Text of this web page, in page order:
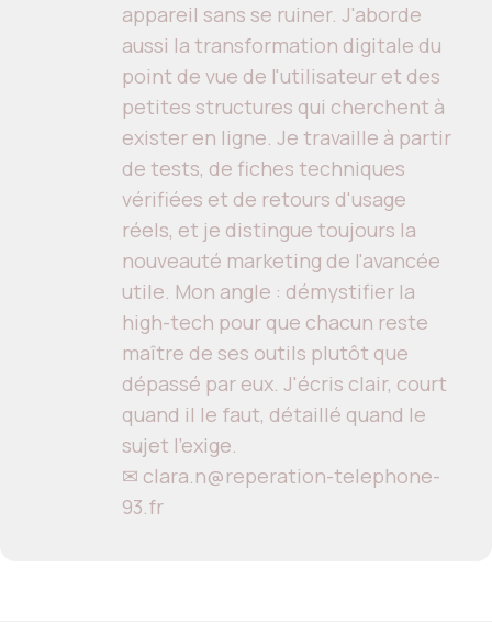
appareil sans se ruiner. J'aborde
aussi la transformation digitale du
point de vue de l'utilisateur et des
petites structures qui cherchent à
exister en ligne. Je travaille à partir
de tests, de fiches techniques
vérifiées et de retours d'usage
réels, et je distingue toujours la
nouveauté marketing de l'avancée
utile. Mon angle : démystifier la
high-tech pour que chacun reste
maître de ses outils plutôt que
dépassé par eux. J'écris clair, court
quand il le faut, détaillé quand le
sujet l'exige.
✉ clara.n@reperation-telephone-
93.fr